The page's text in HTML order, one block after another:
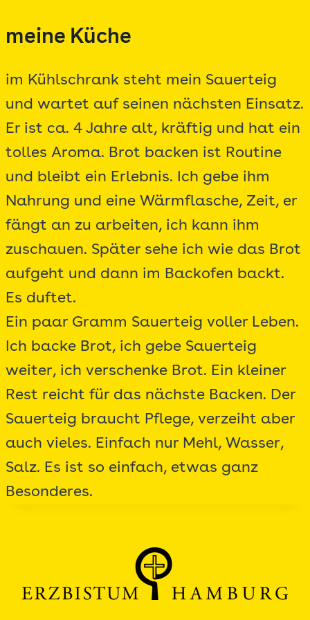
Inhalt
meine Küche
im Kühlschrank steht mein Sauerteig
und wartet auf seinen nächsten Einsatz.
Er ist ca. 4 Jahre alt, kräftig und hat ein
tolles Aroma. Brot backen ist Routine
und bleibt ein Erlebnis. Ich gebe ihm
Nahrung und eine Wärmflasche, Zeit, er
fängt an zu arbeiten, ich kann ihm
zuschauen. Später sehe ich wie das Brot
aufgeht und dann im Backofen backt.
Es duftet.
Ein paar Gramm Sauerteig voller Leben.
Ich backe Brot, ich gebe Sauerteig
weiter, ich verschenke Brot. Ein kleiner
Rest reicht für das nächste Backen. Der
Sauerteig braucht Pflege, verzeiht aber
auch vieles. Einfach nur Mehl, Wasser,
Salz. Es ist so einfach, etwas ganz
Besonderes.